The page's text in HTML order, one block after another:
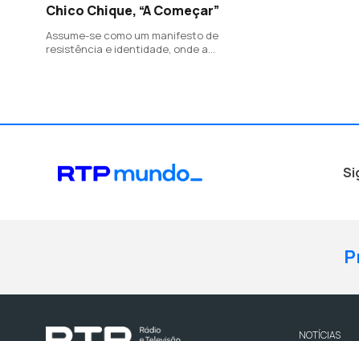
Chico Chique, “A Começar”
Assume-se como um manifesto de
resistência e identidade, onde a
NOTÍCIAS